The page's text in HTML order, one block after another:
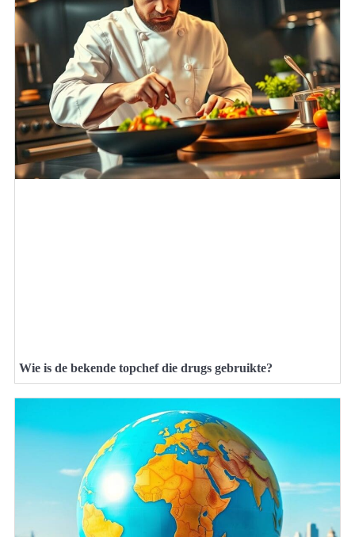
Wie is de bekende topchef die drugs gebruikte?